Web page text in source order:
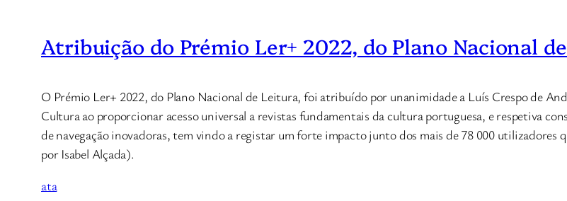
Atribuição do Prémio Ler+ 2022, do Plano Nacional
O Prémio Ler+ 2022, do Plano Nacional de Leitura, foi atribuído por unanimidade a Luís Crespo de
Cultura ao proporcionar acesso universal a revistas fundamentais da cultura portuguesa, e respetiva
de navegação inovadoras, tem vindo a registar um forte impacto junto dos mais de 78 000 utilizadores
por Isabel Alçada).
ata